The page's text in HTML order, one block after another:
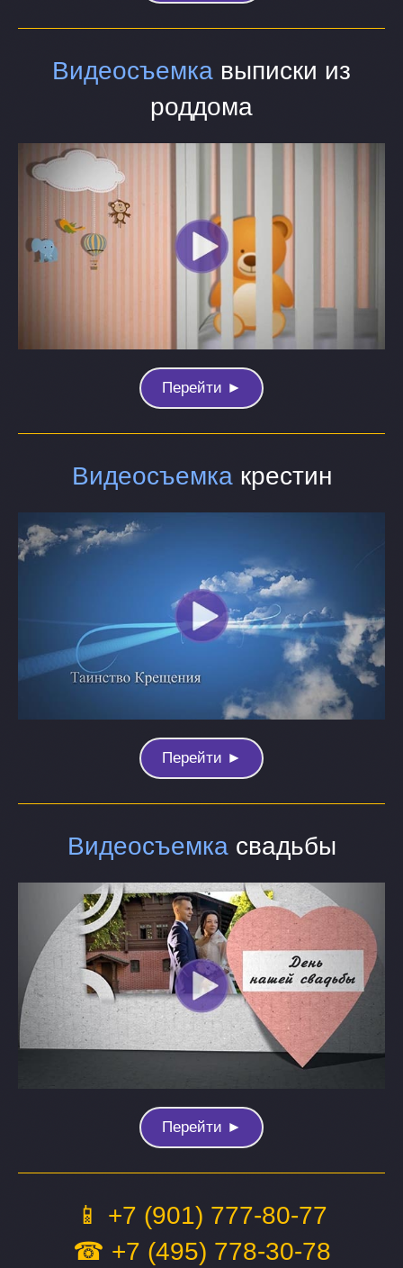
Видеосъемка выписки из
роддома
Перейти ►
Видеосъемкакрестин
Перейти ►
Видеосъемкасвадьбы
Перейти ►
📱 +7 (901) 777-80-77
☎ +7 (495) 778-30-78